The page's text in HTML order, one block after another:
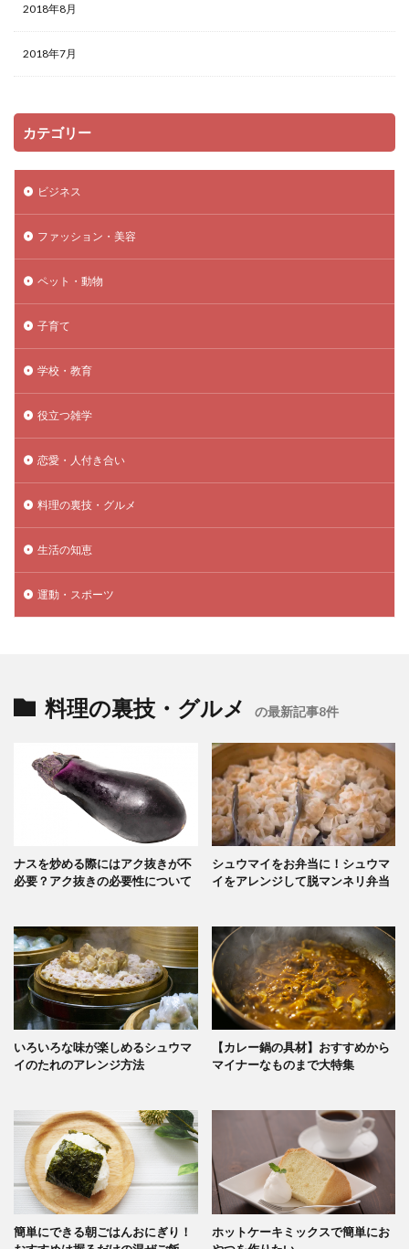
2018年8月
2018年7月
カテゴリー
ビジネス
ファッション・美容
ペット・動物
子育て
学校・教育
役立つ雑学
恋愛・人付き合い
料理の裏技・グルメ
生活の知恵
運動・スポーツ
料理の裏技・グルメ の最新記事8件
ナスを炒める際にはアク抜きが不
必要？アク抜きの必要性について
シュウマイをお弁当に！シュウマ
イをアレンジして脱マンネリ弁当
いろいろな味が楽しめるシュウマ
イのたれのアレンジ方法
【カレー鍋の具材】おすすめから
マイナーなものまで大特集
簡単にできる朝ごはんおにぎり！
ホットケーキミックスで簡単にお